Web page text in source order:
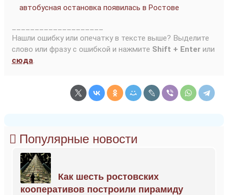
автобусная остановка появилась в Ростове
Нашли ошибку или опечатку в тексте выше? Выделите
слово или фразу с ошибкой и нажмите Shift + Enter или
сюда.
Популярные новости
Как шесть ростовских
кооперативов построили пирамиду